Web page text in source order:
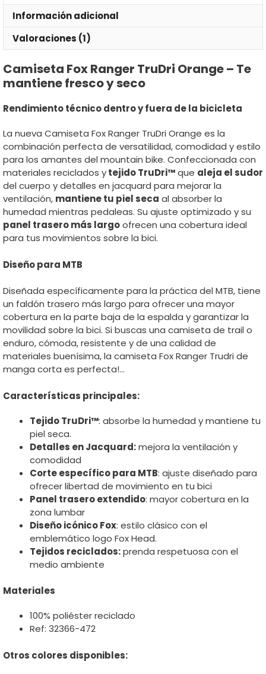
Información adicional
Valoraciones (1)
Camiseta Fox Ranger TruDri Orange – Te
mantiene fresco y seco
Rendimiento técnico dentro y fuera de la bicicleta
La nueva Camiseta Fox Ranger TruDri Orange es la
combinación perfecta de versatilidad, comodidad y estilo
para los amantes del mountain bike. Confeccionada con
materiales reciclados ytejido TruDri™que aleja el sudor
del cuerpo y detalles en jacquard para mejorar la
ventilación, mantiene tu piel seca al absorber la
humedad mientras pedaleas. Su ajuste optimizado y su
panel trasero más largoofrecen una cobertura ideal
para tus movimientos sobre la bici.
Diseño para MTB
Diseñada específicamente para la práctica del MTB, tiene
un faldón trasero más largo para ofrecer una mayor
cobertura en la parte baja de la espalda y garantizar la
movilidad sobre la bici. Si buscas una camiseta de trail o
enduro, cómoda, resistente y de una calidad de
materiales buenísima, la camiseta Fox Ranger Trudri de
manga corta es perfecta!…
Características principales:
Tejido TruDri™: absorbe la humedad y mantiene tu
piel seca.
Detalles en Jacquard:mejora la ventilación y
comodidad
Corte específico para MTB: ajuste diseñado para
ofrecer libertad de movimiento en tu bici
Panel trasero extendido: mayor cobertura en la
zona lumbar
Diseño icónico Fox: estilo clásico con el
emblemático logo Fox Head.
Tejidos reciclados:prenda respetuosa con el
medio ambiente
Materiales
100% poliéster reciclado
Ref: 32366-472
Otros colores disponibles: